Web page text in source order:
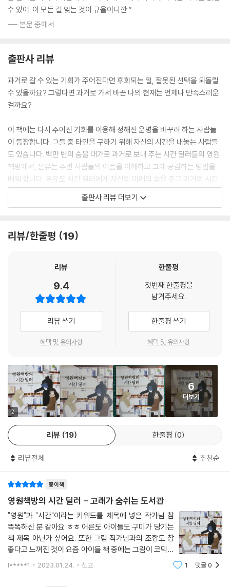
수 있어. 이 모든 걸 잊는 것이 규율이니깐.”
--- 본문 중에서
출판사 리뷰
과거로 갈 수 있는 기회가 주어진다면 후회되는 일, 잘못된 선택을 되돌릴
수 있을까요? 그렇다면 과거로 가서 바꾼 나의 현재는 언제나 만족스러운
걸까요?
이 책에는 다시 주어진 기회를 이용해 정해진 운명을 바꾸려 하는 사람들
이 등장합니다. 그들 중 타인을 구하기 위해 자신의 시간을 내놓는 사람들
도 있습니다. 백만 번의 숨을 대가로 과거로 보내 주는 시간 딜러들의 영원
책방에서, 온유는 주변 사람들의 아픔을 이해하고 그에 공감하는 방법을
배워 갑니다. 온유도 시간 딜러에게 자신의 미래의 숨을 주고 과거의 시간
을 삽니다. 처음에는 그 이유가 지극히 사소하고 개인적인 일이었다가 점
점 가족에서 타인으로 확장됩니다. 미래의 시간을 포기할 만큼 과거에는
함께 영원책방의 시간 딜러를 만나 보세요.
출판사 리뷰 더보기
리뷰/한줄평 19
리뷰
9.4
리뷰 쓰기
혜택 및 유의사항
한줄평
첫번째 한줄평을
남겨주세요.
한줄평 쓰기
혜택 및 유의사항
2
6
더보기
리뷰 19 한줄평 0
리뷰전체 추천순
종이책
영원책방의 시간 딜러 - 고래가 숨쉬는 도서관
"영원"과 "시간"이라는 키워드를 제목에 넣은 작가님 참
똑똑하신 분 같아요 ㅎㅎ 어른도 아이들도 구미가 당기는
책 제목 아닌가 싶어요. 또한 그림 작가님과의 조합도 참
좋다고 느껴진 것이 요즘 아이들 책 중에는 그림이 코믹하
고 유치한 것도 많잖아요? 물론 그런 그림이 취향인 아이
l*****1 2023.01.24. 신고 1 댓글0